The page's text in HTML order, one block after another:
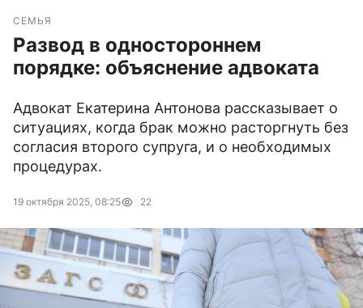
СЕМЬЯ
Развод в одностороннем
порядке: объяснение адвоката
Адвокат Екатерина Антонова рассказывает о
ситуациях, когда брак можно расторгнуть без
согласия второго супруга, и о необходимых
процедурах.
19 октября 2025, 08:25 22